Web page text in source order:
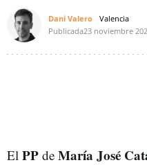
Dani Valero
Valencia
Publicada23 noviembre
El PP de María José